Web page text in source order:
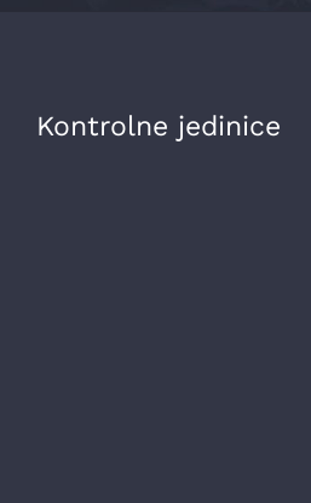
Larger
Kontrolne jedinice